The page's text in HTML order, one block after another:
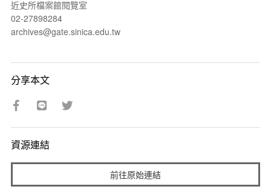
近史所檔案館閱覽室
02-27898284
archives@gate.sinica.edu.tw
分享本文
資源連結
前往原始連結